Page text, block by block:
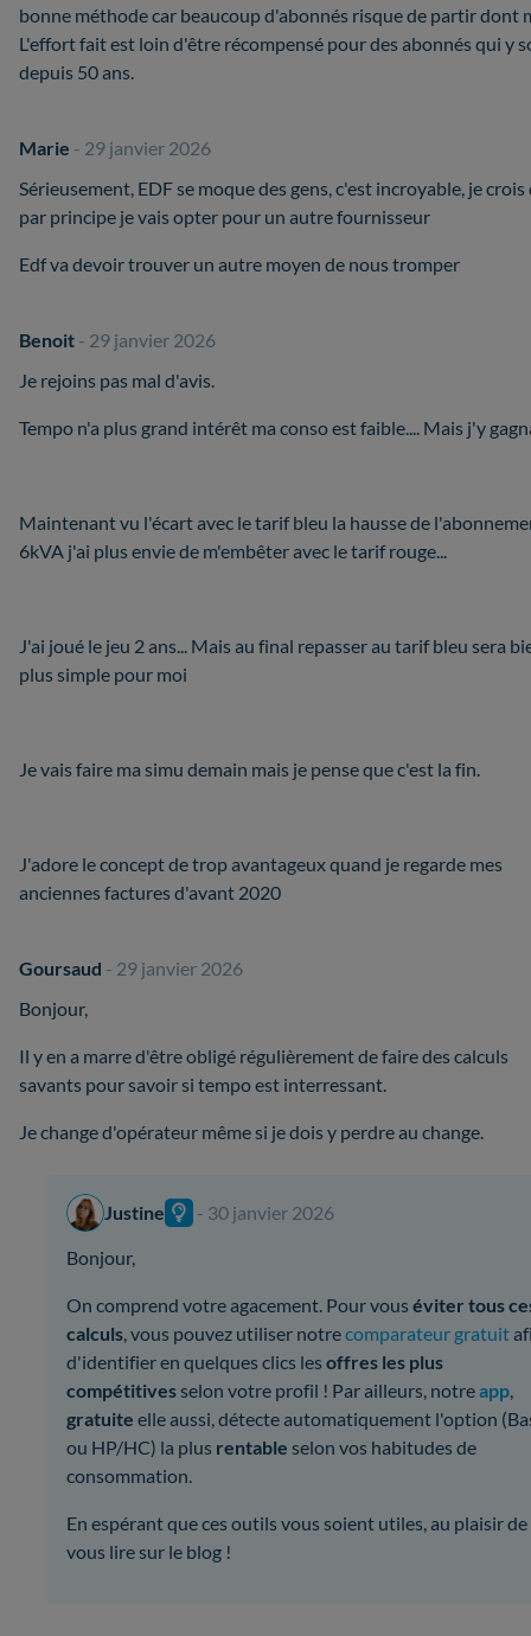
bonne méthode car beaucoup d'abonnés risque de partir dont
L'effort fait est loin d'être récompensé pour des abonnés qui y
depuis 50 ans.
Marie - 29 janvier 2026
Sérieusement, EDF se moque des gens, c'est incroyable, je crois
par principe je vais opter pour un autre fournisseur
Edf va devoir trouver un autre moyen de nous tromper
Benoit - 29 janvier 2026
Je rejoins pas mal d'avis.
Tempo n'a plus grand intérêt ma conso est faible.... Mais j'y
Maintenant vu l'écart avec le tarif bleu la hausse de
6kVA j'ai plus envie de m'embêter avec le tarif rouge...
J'ai joué le jeu 2 ans... Mais au final repasser au tarif bleu sera
plus simple pour moi
Je vais faire ma simu demain mais je pense que c'est la fin.
J'adore le concept de trop avantageux quand je regarde mes
anciennes factures d'avant 2020
Goursaud - 29 janvier 2026
Bonjour,
Il y en a marre d'être obligé régulièrement de faire des calculs
savants pour savoir si tempo est interressant.
Je change d'opérateur même si je dois y perdre au change.
Justine
- 30 janvier 2026
Bonjour,
On comprend votre agacement. Pour vous éviter tous
calculs, vous pouvez utiliser notrecomparateur gratuit
d'identifier en quelques clics les offres les plus
compétitives selon votre profil ! Par ailleurs, notreapp,
gratuite elle aussi, détecte automatiquement l'option
ou HP/HC) la plus rentable selon vos habitudes de
consommation.
En espérant que ces outils vous soient utiles, au plaisir de
vous lire sur le blog !